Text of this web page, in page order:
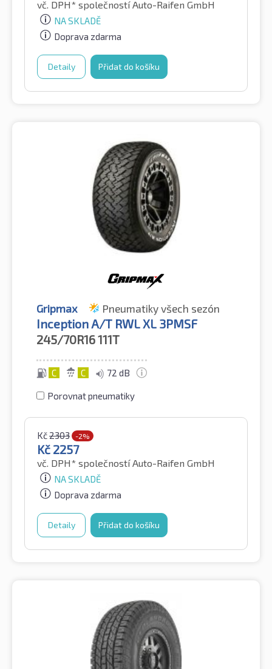
vč. DPH* společností Auto-Raifen GmbH
NA SKLADĚ
Doprava zdarma
Detaily Přidat do košíku
Gripmax Pneumatiky všech sezón
Inception A/T RWL XL 3PMSF
245/70R16111T
C C 72 dB
Porovnat pneumatiky
Kč2303 -2%
Kč 2257
vč. DPH* společností Auto-Raifen GmbH
NA SKLADĚ
Doprava zdarma
Detaily Přidat do košíku